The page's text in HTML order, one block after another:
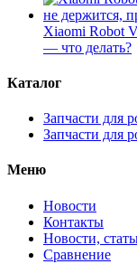
Xiaomi Robot
— что делать?
Каталог
Запчасти для
Запчасти для
Меню
Новости
Контакты
Новости,
Сравнение